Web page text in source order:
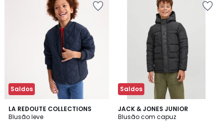
Saldos
LA REDOUTE COLLECTIONS
Blusão leve
2
Cores
Saldos
JACK & JONES JUNIOR
Blusão com capuz
5
/